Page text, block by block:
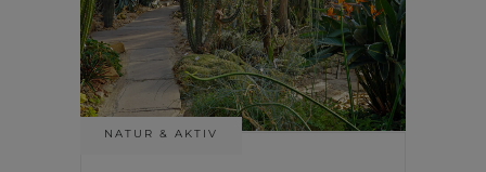
NATUR & AKTIV